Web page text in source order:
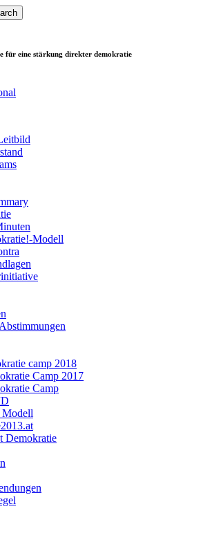
für eine stärkung direkter demokratie
Modell
camp 2018
Camp 2017
Camp
Modell
Demokratie